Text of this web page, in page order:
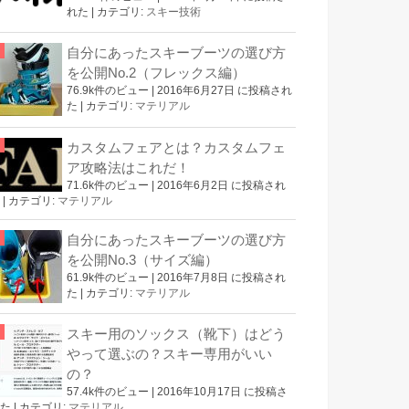
れた
カテゴリ: スキー技術
自分にあったスキーブーツの選び方
を公開No.2（フレックス編）
76.9k件のビュー
2016年6月27日 に投稿され
た
カテゴリ: マテリアル
カスタムフェアとは？カスタムフェ
ア攻略法はこれだ！
71.6k件のビュー | 2016年6月2日 に投稿され
| カテゴリ: マテリアル
自分にあったスキーブーツの選び方
を公開No.3（サイズ編）
61.9k件のビュー | 2016年7月8日 に投稿され
た | カテゴリ: マテリアル
スキー用のソックス（靴下）はどう
やって選ぶの？スキー専用がいい
の？
57.4k件のビュー
2016年10月17日 に投稿さ